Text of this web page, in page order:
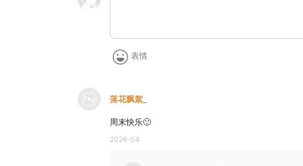
表情
落花飘絮_
周末快乐🙂
2026-04